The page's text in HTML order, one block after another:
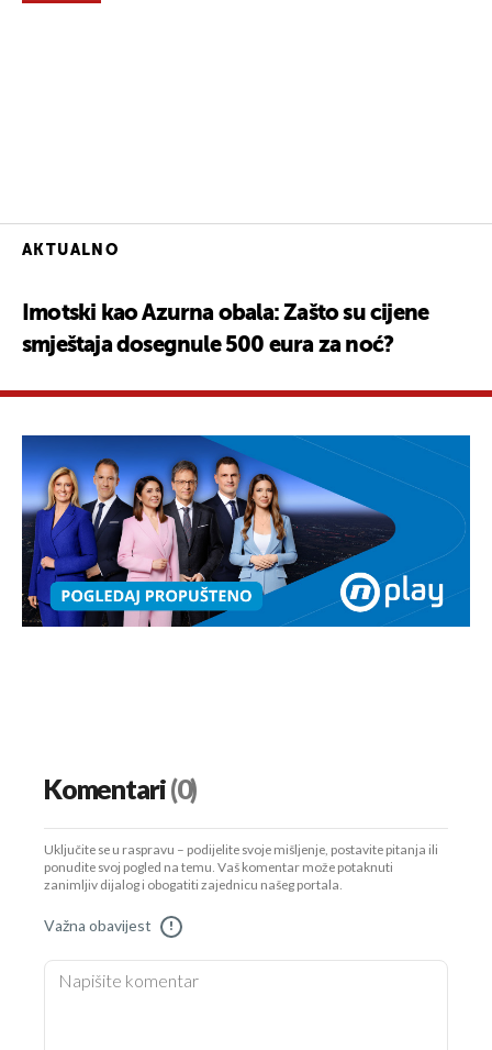
AKTUALNO
Imotski kao Azurna obala: Zašto su cijene
smještaja dosegnule 500 eura za noć?
Komentari(0)
Uključite se u raspravu – podijelite svoje mišljenje, postavite pitanja ili
ponudite svoj pogled na temu. Vaš komentar može potaknuti
zanimljiv dijalog i obogatiti zajednicu našeg portala.
Važna obavijest !